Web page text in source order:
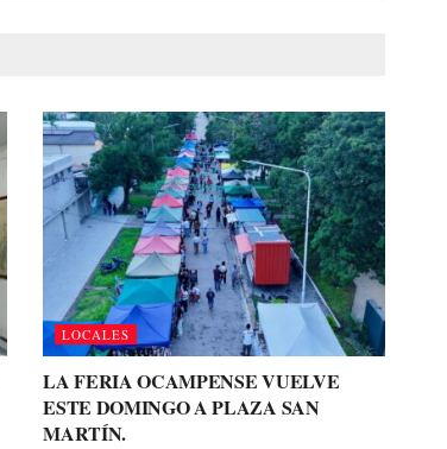
LOCALES
LA FERIA OCAMPENSE VUELVE
ESTE DOMINGO A PLAZA SAN
MARTÍN.